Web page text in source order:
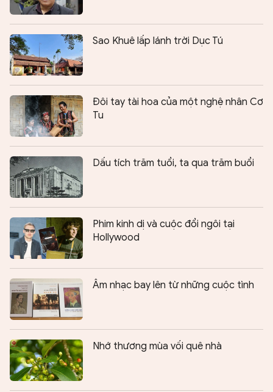
Sao Khuê lấp lánh trời Dục Tú
Ðôi tay tài hoa của một nghệ nhân Cơ
Tu
Dấu tích trăm tuổi, ta qua trăm buổi
Phim kinh dị và cuộc đổi ngôi tại
Hollywood
Âm nhạc bay lên từ những cuộc tình
Nhớ thương mùa vối quê nhà